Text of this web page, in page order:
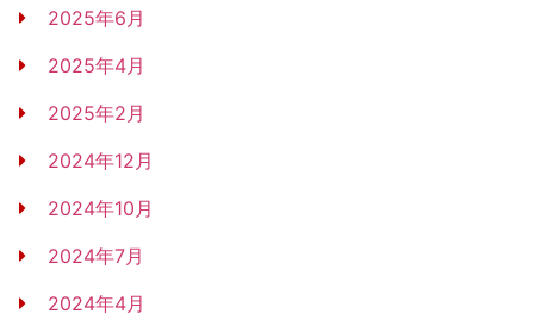
2025年6月
2025年4月
2025年2月
2024年12月
2024年10月
2024年7月
2024年4月